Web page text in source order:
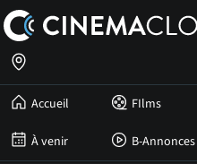
Accueil FIlms
À venir B-Annonces